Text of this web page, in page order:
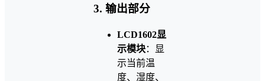
3. 输出部分
LCD1602显
示模块：显
示当前温
度、湿度、